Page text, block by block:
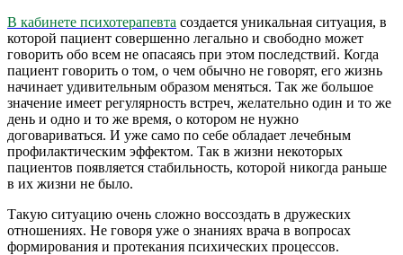
В кабинете психотерапевта создается уникальная ситуация, в
которой пациент совершенно легально и свободно может
говорить обо всем не опасаясь при этом последствий. Когда
пациент говорить о том, о чем обычно не говорят, его жизнь
начинает удивительным образом меняться. Так же большое
значение имеет регулярность встреч, желательно один и то же
день и одно и то же время, о котором не нужно
договариваться. И уже само по себе обладает лечебным
профилактическим эффектом. Так в жизни некоторых
пациентов появляется стабильность, которой никогда раньше
в их жизни не было.
Такую ситуацию очень сложно воссоздать в дружеских
отношениях. Не говоря уже о знаниях врача в вопросах
формирования и протекания психических процессов.